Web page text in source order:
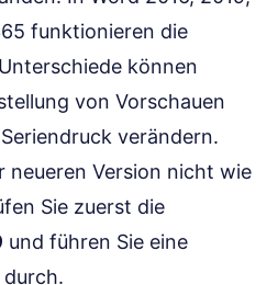
funktionieren die
können
von Vorschauen
verändern.
neueren Version nicht wie
Sie zuerst die
und führen Sie eine
durch.